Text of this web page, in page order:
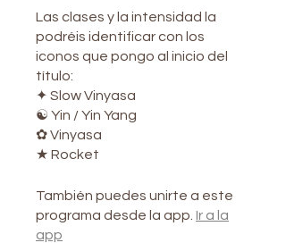
Las clases y la intensidad la
podréis identificar con los
iconos que pongo al inicio del
título:
✦ Slow Vinyasa
☯ Yin / Yin Yang
✿ Vinyasa
★ Rocket
También puedes unirte a este
programa desde la app. Ir a la
app